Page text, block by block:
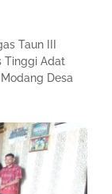
Taun III
Tinggi Adat
Desa